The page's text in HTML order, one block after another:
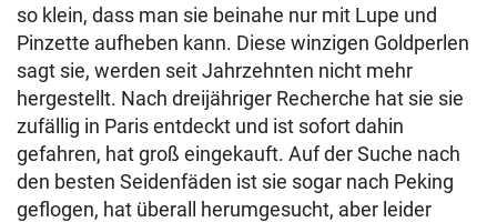
so klein, dass man sie beinahe nur mit Lupe und
Pinzette aufheben kann. Diese winzigen Goldperlen
sagt sie, werden seit Jahrzehnten nicht mehr
hergestellt. Nach dreijähriger Recherche hat sie sie
zufällig in Paris entdeckt und ist sofort dahin
gefahren, hat groß eingekauft. Auf der Suche nach
den besten Seidenfäden ist sie sogar nach Peking
geflogen, hat überall herumgesucht, aber leider